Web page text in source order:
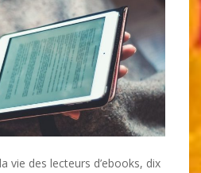
vie des lecteurs d’ebooks, dix